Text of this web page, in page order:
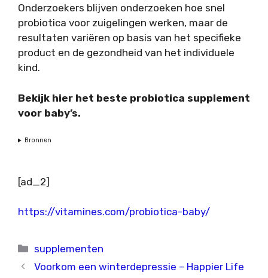
Onderzoekers blijven onderzoeken hoe snel
probiotica voor zuigelingen werken, maar de
resultaten variëren op basis van het specifieke
product en de gezondheid van het individuele
kind.
Bekijk hier het beste probiotica supplement
voor baby’s.
Bronnen
[ad_2]
https://vitamines.com/probiotica-baby/
Categorieën
supplementen
Voorkom een winterdepressie – Happier Life